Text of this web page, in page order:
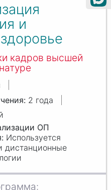
и
кадров высшей
2 года
Используется
дистанционные